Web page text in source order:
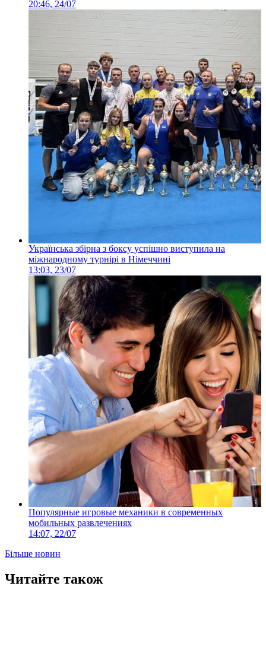
20:46, 24/07
Українська збірна з боксу успішно виступила на
міжнародному турнірі в Німеччині
13:03, 23/07
Популярные игровые механики в современных
мобильных развлечениях
14:07, 22/07
Більше новин
Читайте також